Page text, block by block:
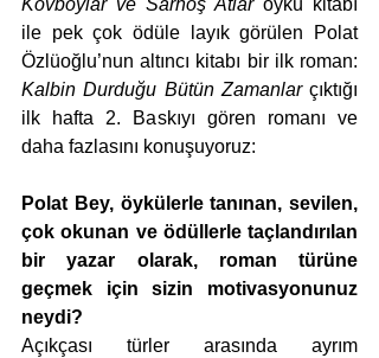
Kovboylar ve Sarhoş Atlar öykü kitabı
ile pek çok ödüle layık görülen Polat
Kalbin Durduğu Bütün Zamanlar çıktığı
ilk hafta 2. Baskıyı gören romanı ve
daha fazlasını konuşuyoruz:
Polat Bey, öykülerle tanınan, sevilen,
çok okunan ve ödüllerle taçlandırılan
bir yazar olarak, roman türüne
geçmek için sizin motivasyonunuz
neydi?
Açıkçası türler arasında ayrım